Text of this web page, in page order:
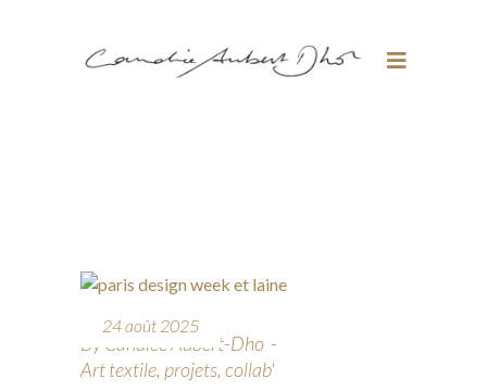
24 août 2025
By Candice Aubert-Dho
Art textile, projets, collab'